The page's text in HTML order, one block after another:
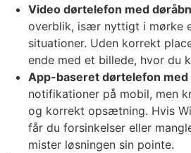
Video dørtelefon med
overblik, især nyttigt i mørke
situationer. Uden korrekt
ende med et billede, hvor du
App-baseret dørtelefon med
notifikationer på mobil, men
og korrekt opsætning. Hvis
får du forsinkelser eller
mister løsningen sin pointe.